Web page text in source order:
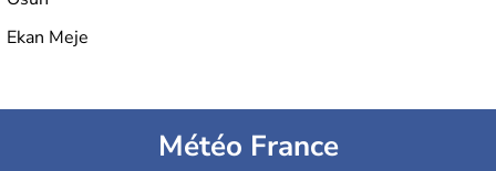
Ekan Meje
Météo France